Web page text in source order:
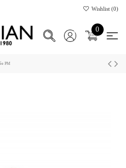
Wishlist (0)
0
PM